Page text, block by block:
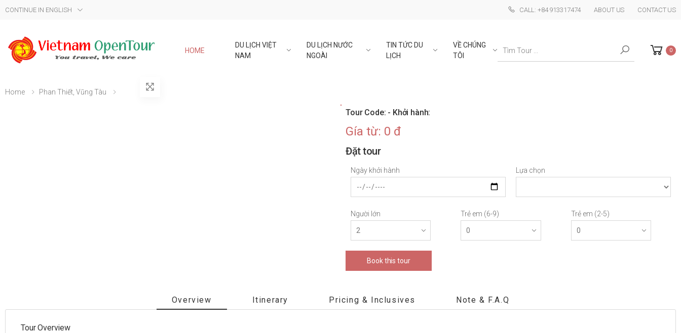
CONTINUE IN ENGLISH CALL: +84 913317474 ABOUT US CONTACT US
HOME
DU LỊCH VIỆT
NAM
DU LỊCH NƯỚC
NGOÀI
TIN TỨC DU
LỊCH
VỀ CHÚNG
TÔI
0
Home Phan Thiết, Vũng Tàu
Tour Code: - Khởi hành:
Gía từ: 0 đ
Đặt tour
Ngày khởi hành Lựa chọn
Người lớn Trẻ em (6-9) Trẻ em (2-5)
Book this tour
Overview Itinerary Pricing & Inclusives Note & F.A.Q
Tour Overview